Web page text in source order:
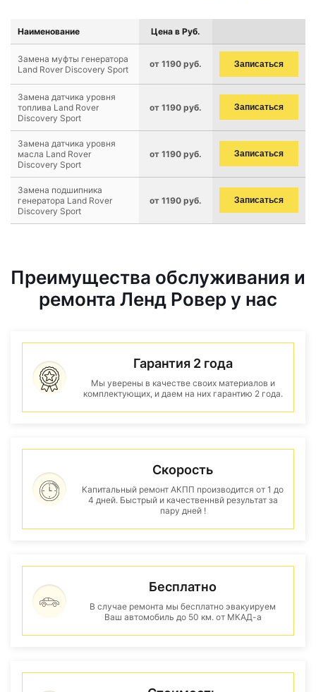
Наименование Цена в Руб.
Замена муфты генератора
Land Rover Discovery Sport
от 1190 руб. Записаться
Замена датчика уровня
топлива Land Rover
Discovery Sport
от 1190 руб. Записаться
Замена датчика уровня
масла Land Rover
Discovery Sport
от 1190 руб. Записаться
Замена подшипника
генератора Land Rover
Discovery Sport
от 1190 руб. Записаться
Преимущества обслуживания и
ремонта Ленд Ровер у нас
Гарантия 2 года
Мы уверены в качестве своих материалов и
комплектующих, и даем на них гарантию 2 года.
Скорость
Капитальный ремонт АКПП производится от 1 до
4 дней. Быстрый и качественнвй результат за
пару дней !
Бесплатно
В случае ремонта мы бесплатно эвакуируем
Ваш автомобиль до 50 км. от МКАД-а